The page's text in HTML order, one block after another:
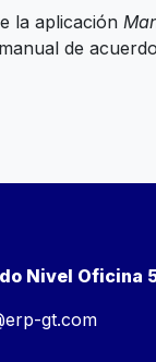
la aplicación
de
Nivel Oficina
gt.com